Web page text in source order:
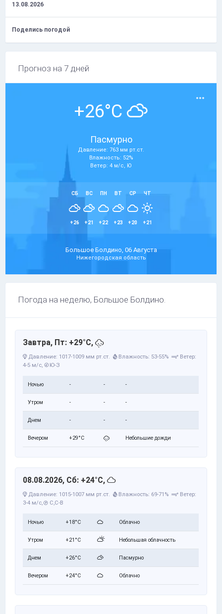
13.08.2026
Поделись погодой
Прогноз на 7 дней
+26°C
Пасмурно
Давление: 763 мм рт.ст.
Влажность: 52%
Ветер: 4 м/с, Ю
СБ
+26
ВС
+21
ПН
+22
ВТ
+23
СР
+20
ЧТ
+21
Большое Болдино, 06 Августа
Нижегородская область
Погода на неделю, Большое Болдино.
Завтра, Пт: +29°C,
Давление: 1017-1009 мм рт.ст. Влажность: 53-55%
Ветер:
4-5 м/с, Ю-З
Ночью - - -
Утром - - -
Днем - - -
Вечером +29°C Небольшие дожди
08.08.2026, Сб: +24°C,
Давление: 1015-1007 мм рт.ст. Влажность: 69-71%
Ветер:
3-4 м/с,
С,С-В
Ночью +18°C Облачно
Утром +21°C Небольшая облачность
Днем +26°C Пасмурно
Вечером +24°C Облачно